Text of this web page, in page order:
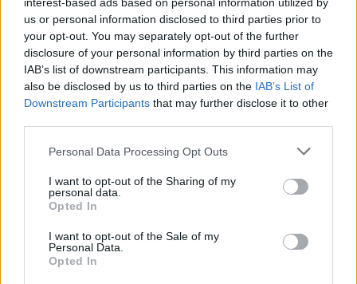
us or personal information disclosed to third parties prior to
your opt-out. You may separately opt-out of the further
disclosure of your personal information by third parties on the
IAB’s list of downstream participants. This information may
also be disclosed by us to third parties on the IAB’s List of
Downstream Participants that may further disclose it to other
Personal Data Processing Opt Outs
I want to opt-out of the Sharing of my
personal data.
Opted In
I want to opt-out of the Sale of my
Personal Data.
Opted In
pluralismo politico, il sostegno di Schifani alla
triplice politica è inaudito, peggio di una
coltellata».